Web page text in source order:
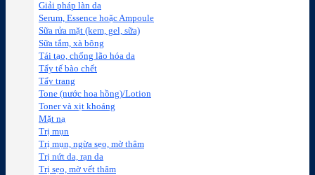
Giải pháp làn da
Serum, Essence hoặc Ampoule
Sữa rửa mặt (kem, gel, sữa)
Sữa tắm, xà bông
Tái tạo, chống lão hóa da
Tẩy tế bào chết
Tẩy trang
Tone (nước hoa hồng)/Lotion
Toner và xịt khoáng
Mặt nạ
Trị mụn
Trị mụn, ngừa sẹo, mờ thâm
Trị nứt da, rạn da
Trị sẹo, mờ vết thâm